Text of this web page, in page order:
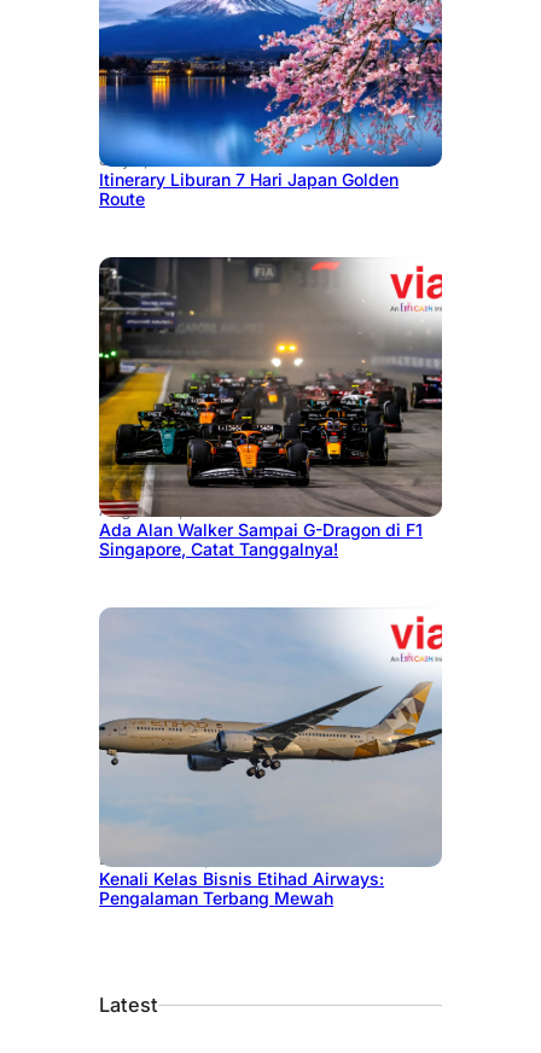
July 7, 2026
Itinerary Liburan 7 Hari Japan Golden
Route
August 13, 2025
Ada Alan Walker Sampai G-Dragon di F1
Singapore, Catat Tanggalnya!
December 27, 2024
Kenali Kelas Bisnis Etihad Airways:
Pengalaman Terbang Mewah
Latest